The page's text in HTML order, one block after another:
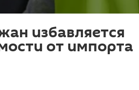
избавляется
от импорта